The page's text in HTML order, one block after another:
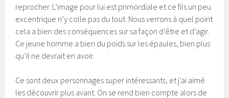
reprocher. L’image pour lui est primordiale et ce fils un peu
excentrique n’y colle pas du tout. Nous verrons à quel point
cela a bien des conséquences sur sa façon d’être et d’agir.
Ce jeune homme a bien du poids sur les épaules, bien plus
qu’il ne devrait en avoir.
Ce sont deux personnages super intéressants, et j’ai aimé
les découvrir plus avant. On se rend bien compte alors de